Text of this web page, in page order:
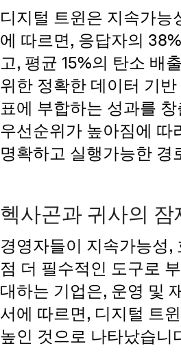
디지털 트윈은 지속가능
에 따르면, 응답자의
고, 평균 15%의 탄소 배
위한 정확한 데이터 기
표에 부합하는 성과를
우선순위가 높아짐에 따
명확하고 실행가능한 경
헥사곤과 귀사의
경영자들이 지속가능성,
점 더 필수적인 도구로
대하는 기업은, 운영 및
서에 따르면, 디지털 트
높인 것으로 나타났습니